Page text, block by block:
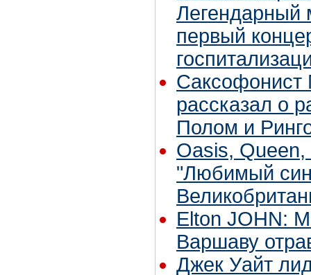
Легендарный
первый
Саксофонист
рассказал о
Полом и
Oasis,
"Любимый
Elton JOHN:
Варшаву
Джек Уайт